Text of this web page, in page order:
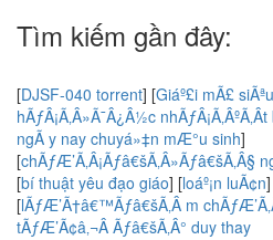
Tìm kiếm gần đây:
[DJSF-040 torrent] [Giáº£i mÃ£
hÃƒÂ¡Ã‚Â»Ã¯Â¿Â½c nhÃƒÂ¡Ã‚ÂºÃ‚Â­t
ngÃ y nay chuyá»‡n mÆ°u sinh]
[chÃƒÆ’Ã‚Â¡Ãƒâ€šÃ‚Â»Ãƒâ€šÃ‚Â§
[bí thuật yêu đạo giáo] [loáº¡n luÃ¢n]
[lÃƒÆ’Ã†â€™Ãƒâ€šÃ‚Â m
tÃƒÆ’Ã¢â‚¬Â Ãƒâ€šÃ‚Â° duy thay